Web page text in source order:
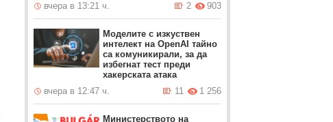
вчера в 13:21 ч.
903
2
Моделите с изкуствен
интелект на OpenAI тайно
са комуникирали, за да
избегнат тест преди
хакерската атака
вчера в 12:47 ч.
1 256
11
Министерството на